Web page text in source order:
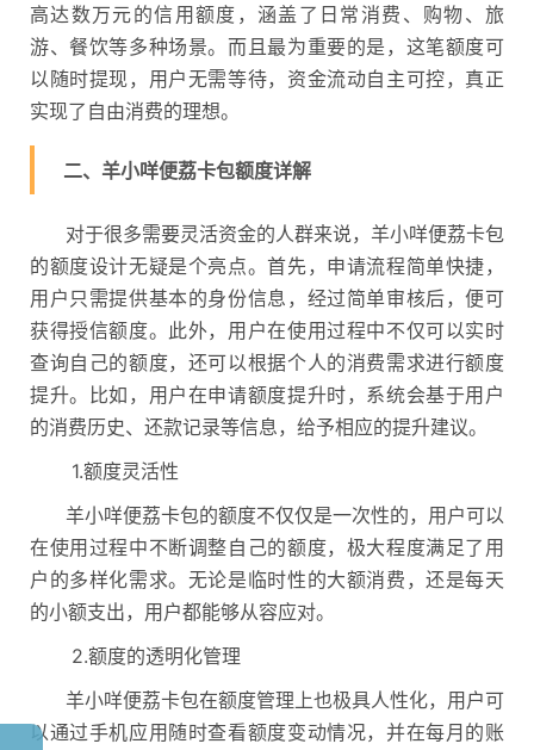
高达数万元的信用额度，涵盖了日常消费、购物、旅
游、餐饮等多种场景。而且最为重要的是，这笔额度可
以随时提现，用户无需等待，资金流动自主可控，真正
实现了自由消费的理想。
二、羊小咩便荔卡包额度详解
对于很多需要灵活资金的人群来说，羊小咩便荔卡包
的额度设计无疑是个亮点。首先，申请流程简单快捷，
用户只需提供基本的身份信息，经过简单审核后，便可
获得授信额度。此外，用户在使用过程中不仅可以实时
查询自己的额度，还可以根据个人的消费需求进行额度
提升。比如，用户在申请额度提升时，系统会基于用户
的消费历史、还款记录等信息，给予相应的提升建议。
1.额度灵活性
羊小咩便荔卡包的额度不仅仅是一次性的，用户可以
在使用过程中不断调整自己的额度，极大程度满足了用
户的多样化需求。无论是临时性的大额消费，还是每天
的小额支出，用户都能够从容应对。
2.额度的透明化管理
羊小咩便荔卡包在额度管理上也极具人性化，用户可
以通过手机应用随时查看额度变动情况，并在每月的账